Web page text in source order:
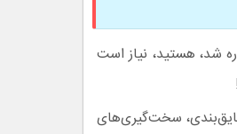
شد، هستید، نیاز است
سخت‌گیری‌های